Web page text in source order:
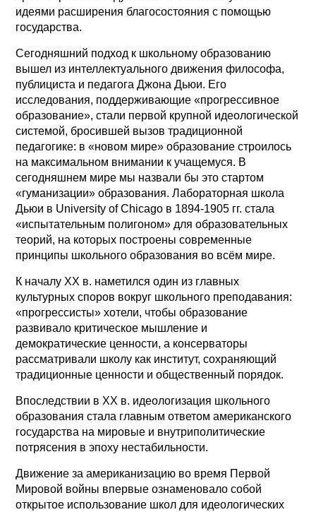
идеями расширения благосостояния с помощью
государства.
Сегодняшний подход к школьному образованию
вышел из интеллектуального движения философа,
публициста и педагога Джона Дьюи. Его
исследования, поддерживающие «прогрессивное
образование», стали первой крупной идеологической
системой, бросившей вызов традиционной
педагогике: в «новом мире» образование строилось
на максимальном внимании к учащемуся. В
сегодняшнем мире мы назвали бы это стартом
«гуманизации» образования. Лабораторная школа
Дьюи в University of Chicago в 1894-1905 гг. стала
«испытательным полигоном» для образовательных
теорий, на которых построены современные
принципы школьного образования во всём мире.
К началу XX в. наметился один из главных
культурных споров вокруг школьного преподавания:
«прогрессисты» хотели, чтобы образование
развивало критическое мышление и
демократические ценности, а консерваторы
рассматривали школу как институт, сохраняющий
традиционные ценности и общественный порядок.
Впоследствии в XX в. идеологизация школьного
образования стала главным ответом американского
государства на мировые и внутриполитические
потрясения в эпоху нестабильности.
Движение за американизацию во время Первой
Мировой войны впервые ознаменовало собой
открытое использование школ для идеологических